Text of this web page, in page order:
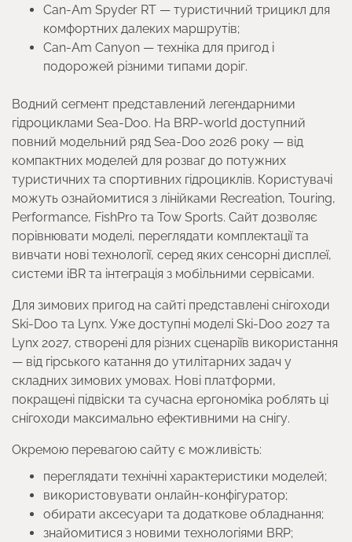
Can-Am Spyder RT — туристичний трицикл для
комфортних далеких маршрутів;
Can-Am Canyon — техніка для пригод і
подорожей різними типами доріг.
Водний сегмент представлений легендарними
гідроциклами Sea-Doo. На BRP-world доступний
повний модельний ряд Sea-Doo 2026 року — від
компактних моделей для розваг до потужних
туристичних та спортивних гідроциклів. Користувачі
можуть ознайомитися з лінійками Recreation, Touring,
Performance, FishPro та Tow Sports. Сайт дозволяє
порівнювати моделі, переглядати комплектації та
вивчати нові технології, серед яких сенсорні дисплеї,
системи iBR та інтеграція з мобільними сервісами.
Для зимових пригод на сайті представлені снігоходи
Ski-Doo та Lynx. Уже доступні моделі Ski-Doo 2027 та
Lynx 2027, створені для різних сценаріїв використання
— від гірського катання до утилітарних задач у
складних зимових умовах. Нові платформи,
покращені підвіски та сучасна ергономіка роблять ці
снігоходи максимально ефективними на снігу.
Окремою перевагою сайту є можливість:
переглядати технічні характеристики моделей;
використовувати онлайн-конфігуратор;
обирати аксесуари та додаткове обладнання;
знайомитися з новими технологіями BRP;